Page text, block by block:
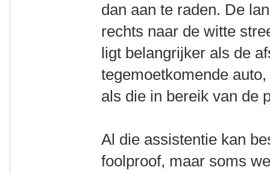
dan aan te raden. De
rechts naar de witte
ligt belangrijker als de
tegemoetkomende
als die in bereik van de
Al die assistentie kan
foolproof, maar soms